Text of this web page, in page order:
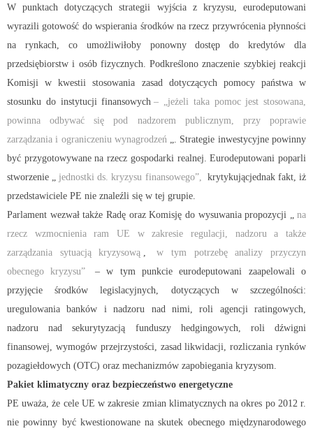
W punktach dotyczących strategii wyjścia z kryzysu, eurodeputowani
wyrazili gotowość do wspierania środków na rzecz przywrócenia płynności
na rynkach, co umożliwiłoby ponowny dostęp do kredytów dla
przedsiębiorstw i osób fizycznych. Podkreślono znaczenie szybkiej reakcji
Komisji w kwestii stosowania zasad dotyczących pomocy państwa w
stosunku do instytucji finansowych – „jeżeli taka pomoc jest stosowana,
powinna odbywać się pod nadzorem publicznym, przy poprawie
zarządzania i ograniczeniu wynagrodzeń „. Strategie inwestycyjne powinny
być przygotowywane na rzecz gospodarki realnej. Eurodeputowani poparli
stworzenie „ jednostki ds. kryzysu finansowego”, krytykującjednak fakt, iż
przedstawiciele PE nie znaleźli się w tej grupie.
Parlament wezwał także Radę oraz Komisję do wysuwania propozycji „ na
rzecz wzmocnienia ram UE w zakresie regulacji, nadzoru a także
zarządzania sytuacją kryzysową ,
w tym potrzebę analizy przyczyn
obecnego kryzysu”
– w tym punkcie eurodeputowani zaapelowali o
przyjęcie środków legislacyjnych, dotyczących w szczególności:
uregulowania banków i nadzoru nad nimi, roli agencji ratingowych,
nadzoru nad sekurytyzacją funduszy hedgingowych, roli dźwigni
finansowej, wymogów przejrzystości, zasad likwidacji, rozliczania rynków
pozagiełdowych (OTC) oraz mechanizmów zapobiegania kryzysom.
Pakiet klimatyczny oraz bezpieczeństwo energetyczne
PE uważa, że cele UE w zakresie zmian klimatycznych na okres po 2012 r.
nie powinny być kwestionowane na skutek obecnego międzynarodowego